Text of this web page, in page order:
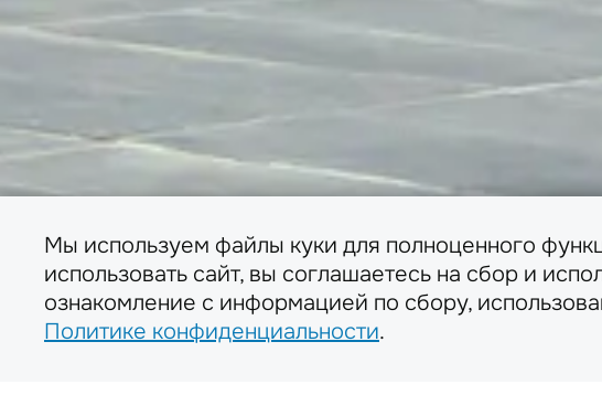
Мы используем файлы куки для полноценного
использовать сайт, вы соглашаетесь на сбор и
ознакомление с информацией по сбору,
Политике конфиденциальности.